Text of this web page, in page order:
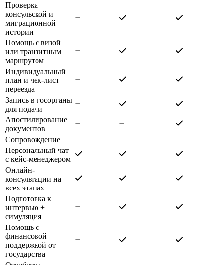
Проверка
консульской и
миграционной
истории
Помощь с визой
или транзитным
маршрутом
Индивидуальный
план и чек-лист
переезда
Запись в госорганы
для подачи
Апостилирование
документов
Сопровождение
Персональный чат
с кейс-менеджером
Онлайн-
консультации на
всех этапах
Подготовка к
интервью +
симуляция
Помощь с
финансовой
поддержкой от
государства